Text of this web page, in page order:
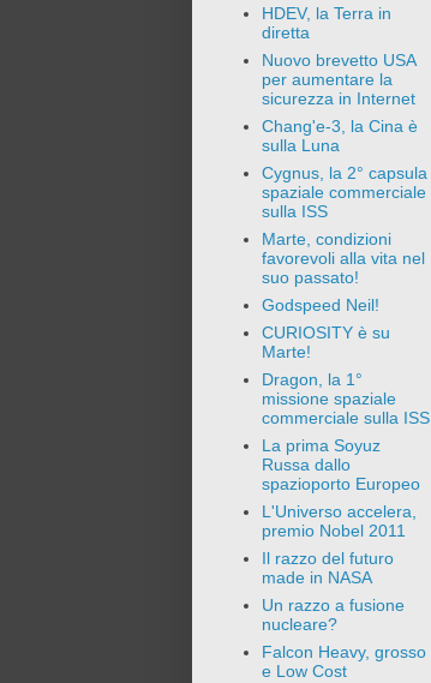
HDEV, la Terra in
diretta
Nuovo brevetto USA
per aumentare la
sicurezza in Internet
Chang'e-3, la Cina è
sulla Luna
Cygnus, la 2° capsula
spaziale commerciale
sulla ISS
Marte, condizioni
favorevoli alla vita nel
suo passato!
Godspeed Neil!
CURIOSITY è su
Marte!
Dragon, la 1°
missione spaziale
commerciale sulla ISS
La prima Soyuz
Russa dallo
spazioporto Europeo
L'Universo accelera,
premio Nobel 2011
Il razzo del futuro
made in NASA
Un razzo a fusione
nucleare?
Falcon Heavy, grosso
e Low Cost